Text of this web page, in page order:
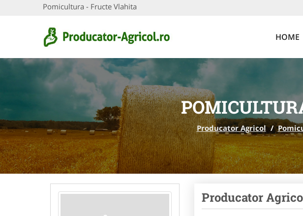
Pomicultura - Fructe Vlahita
HOME
Producator Agricol /
Producator